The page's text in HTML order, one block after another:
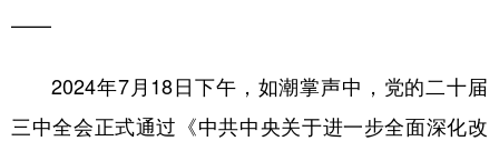
——
2024年7月18日下午，如潮掌声中，党的二十届
三中全会正式通过《中共中央关于进一步全面深化改